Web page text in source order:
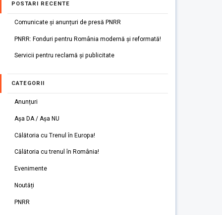
POSTARI RECENTE
Comunicate și anunțuri de presă PNRR
PNRR: Fonduri pentru România modernă și reformată!
Servicii pentru reclamă și publicitate
CATEGORII
Anunțuri
Așa DA / Așa NU
Călătoria cu Trenul în Europa!
Călătoria cu trenul în România!
Evenimente
Noutăți
PNRR